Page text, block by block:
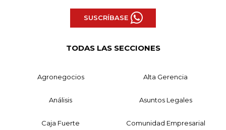
SUSCRÍBASE
TODAS LAS SECCIONES
Agronegocios Alta Gerencia
Análisis Asuntos Legales
Caja Fuerte Comunidad Empresarial